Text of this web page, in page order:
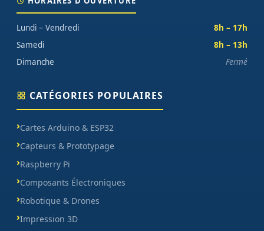
Lundi – Vendredi
8h – 17h
Samedi
8h – 13h
Dimanche
Fermé
CATÉGORIES POPULAIRES
Cartes Arduino & ESP32
Capteurs & Prototypage
Raspberry Pi
Composants Électroniques
Robotique & Drones
Impression 3D